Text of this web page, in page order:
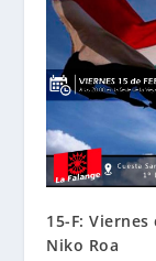
15-F:
Niko Roa